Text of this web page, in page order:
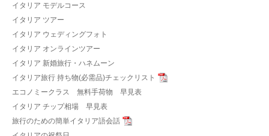
イタリア モデルコース
イタリア ツアー
イタリア ウェディングフォト
イタリア オンラインツアー
イタリア 新婚旅行・ハネムーン
イタリア旅行 持ち物(必需品)チェックリスト
エコノミークラス 無料手荷物 早見表
イタリア チップ相場 早見表
旅行のための簡単イタリア語会話